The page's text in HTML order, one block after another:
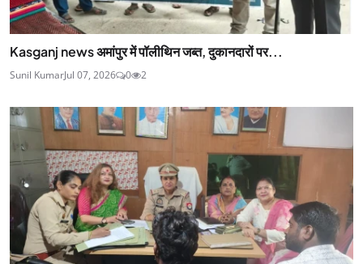
Kasganj news अमांपुर में पॉलीथिन जब्त, दुकानदारों पर...
Sunil KumarJul 07, 2026 0 2